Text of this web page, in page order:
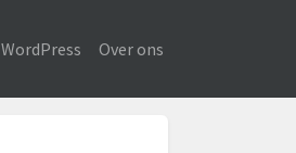
WordPress Over ons